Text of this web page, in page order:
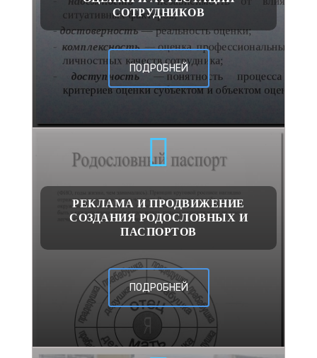
СОТРУДНИКОВ
ПОДРОБНЕЙ
РЕКЛАМА И ПРОДВИЖЕНИЕ
СОЗДАНИЯ РОДОСЛОВНЫХ И
ПАСПОРТОВ
ПОДРОБНЕЙ